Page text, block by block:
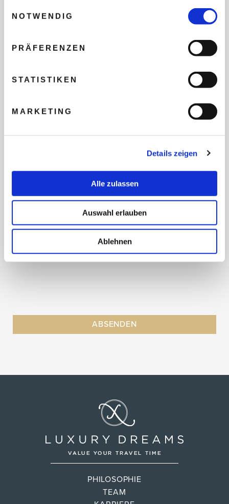
NOTWENDIG
PRÄFERENZEN
STATISTIKEN
MARKETING
Details zeigen
Alle zulassen
Auswahl erlauben
Ablehnen
TEILNEHMER
FLUG GEWÜNSCHT
PRÄFERIERTER ABFLUGHAFEN
FRAGEN UND WÜNSCHE
PHILOSOPHIE
TEAM